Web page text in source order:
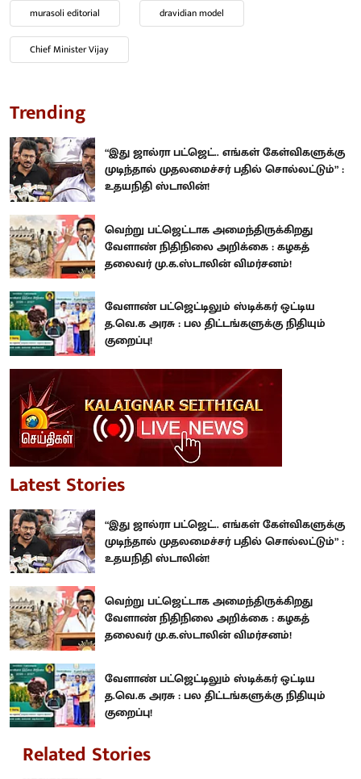
murasoli editorial dravidian model
Chief Minister Vijay
Trending
“இது ஜால்ரா பட்ஜெட்.. எங்கள் கேள்விகளுக்கு
முடிந்தால் முதலமைச்சர் பதில் சொல்லட்டும்” :
உதயநிதி ஸ்டாலின்!
வெற்று பட்ஜெட்டாக அமைந்திருக்கிறது
வேளாண் நிதிநிலை அறிக்கை : கழகத்
தலைவர் மு.க.ஸ்டாலின் விமர்சனம்!
வேளாண் பட்ஜெட்டிலும் ஸ்டிக்கர் ஒட்டிய
த.வெ.க அரசு : பல திட்டங்களுக்கு நிதியும்
குறைப்பு!
Latest Stories
“இது ஜால்ரா பட்ஜெட்.. எங்கள் கேள்விகளுக்கு
முடிந்தால் முதலமைச்சர் பதில் சொல்லட்டும்” :
உதயநிதி ஸ்டாலின்!
வெற்று பட்ஜெட்டாக அமைந்திருக்கிறது
வேளாண் நிதிநிலை அறிக்கை : கழகத்
தலைவர் மு.க.ஸ்டாலின் விமர்சனம்!
வேளாண் பட்ஜெட்டிலும் ஸ்டிக்கர் ஒட்டிய
த.வெ.க அரசு : பல திட்டங்களுக்கு நிதியும்
குறைப்பு!
Related Stories